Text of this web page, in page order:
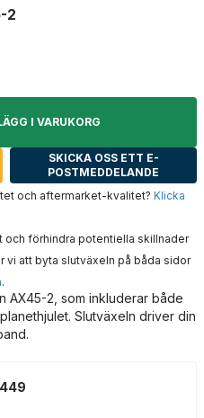
2
I VARUKORG
SKICKA OSS ETT E-
POSTMEDDELANDE
och aftermarket-kvalitet? Klicka
och förhindra potentiella skillnader
vi att byta slutväxeln på båda sidor
.
AX45-2, som inkluderar både
Slutväxeln driver din